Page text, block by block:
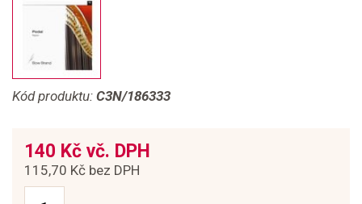
Kód produktu: C3N/186333
140 Kč vč. DPH
115,70 Kč bez DPH